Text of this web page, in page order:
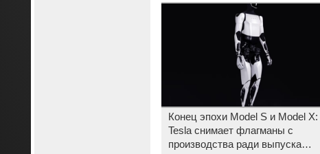
Конец эпохи Model S и Model X:
Tesla снимает флагманы с
производства ради выпуска